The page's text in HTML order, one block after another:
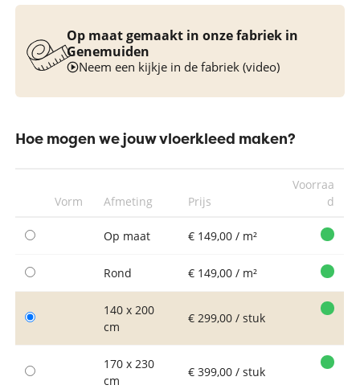
Op maat gemaakt in onze fabriek in
Genemuiden
Neem een kijkje in de fabriek (video)
Hoe mogen we jouw vloerkleed maken?
Vorm Afmeting Prijs
Voorraa
d
Op maat € 149,00 / m²
Rond € 149,00 / m²
140 x 200
cm
€ 299,00 / stuk
170 x 230
cm
€ 399,00 / stuk